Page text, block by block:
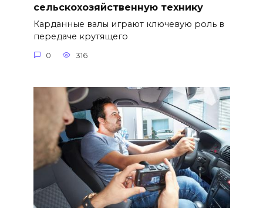
сельскохозяйственную технику
Карданные валы играют ключевую роль в
передаче крутящего
0 316